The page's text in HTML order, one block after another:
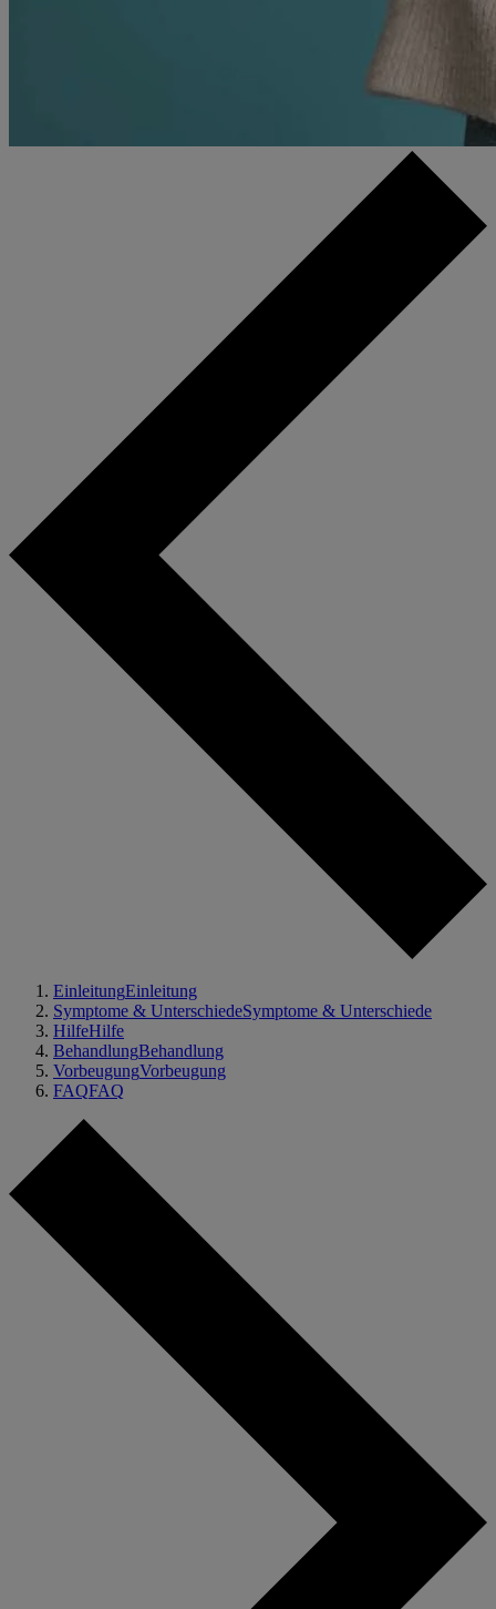
EinleitungEinleitung
Symptome & UnterschiedeSymptome & Unterschiede
HilfeHilfe
BehandlungBehandlung
VorbeugungVorbeugung
FAQFAQ